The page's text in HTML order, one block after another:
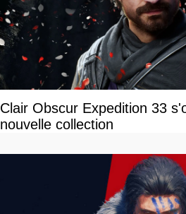
Clair Obscur Expedition 33
nouvelle collection